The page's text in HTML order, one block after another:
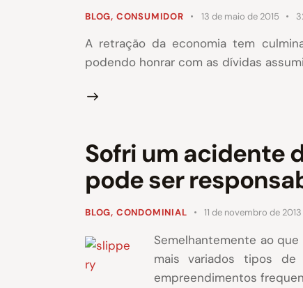
BLOG, CONSUMIDOR 13 de maio de 2015
A retração da economia tem
podendo honrar com as dívidas
Sofri um acidente
pode ser
BLOG, CONDOMINIAL 11 de novembro de 2013
Semelhantemente ao
mais variados tipos de
empreendimentos